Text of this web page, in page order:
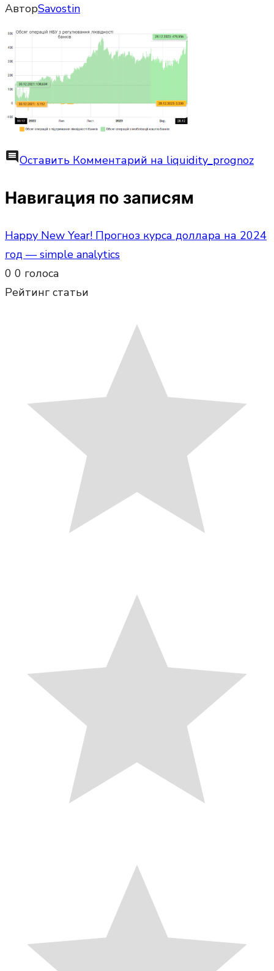
АвторSavostin
commentОставить Комментарий на liquidity_prognoz
Навигация по записям
Happy New Year! Прогноз курса доллара на 2024
год — simple analytics
0 0 голоса
Рейтинг статьи